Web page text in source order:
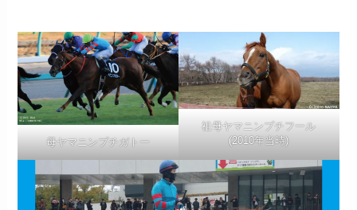
母ヤマニンプチガトー
祖母ヤマニンプチフール
(2010年当時)